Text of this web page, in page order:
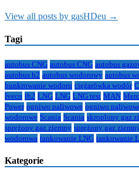
View all posts by gasHDeu →
Tagi
autobus CNG autobus CNG autobus
autobus h2 autobus wodorowy autobus
bunkrowanie wodoru ciężarówka wodór
Iveco lh2 LNG LNG LNG test MAN
Power ogniwo paliwowe ogniwo
wodorowe Scania Scania skroplony gaz
sprężony gaz ziemny sprężony gaz
wodorowa tankowanie LNG tankowanie
Kategorie